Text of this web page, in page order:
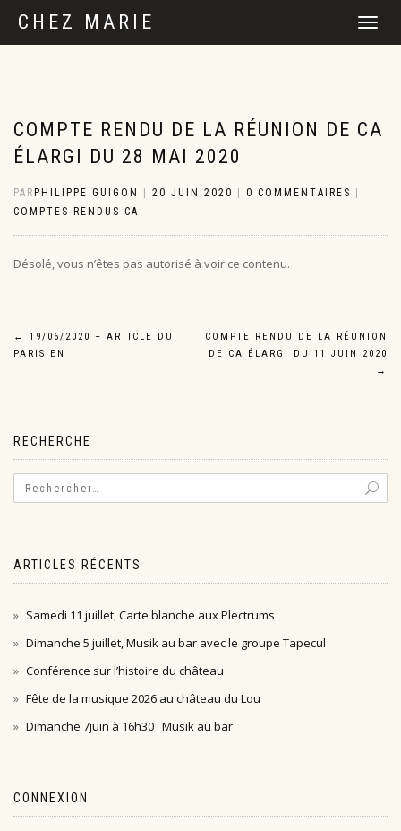
CHEZ MARIE
DÉPLIER
COMPTE RENDU DE LA RÉUNION DE CA
ÉLARGI DU 28 MAI 2020
PAR PHILIPPE GUIGON 20 JUIN 2020 0 COMMENTAIRES
COMPTES RENDUS CA
Désolé, vous n’êtes pas autorisé à voir ce contenu.
Navigation
←
19/06/2020 – ARTICLE DU
PARISIEN
COMPTE RENDU DE LA RÉUNION
DE CA ÉLARGI DU 11 JUIN 2020
→
RECHERCHE
ARTICLES RÉCENTS
Samedi 11 juillet, Carte blanche aux Plectrums
Dimanche 5 juillet, Musik au bar avec le groupe Tapecul
Conférence sur l’histoire du château
Fête de la musique 2026 au château du Lou
Dimanche 7juin à 16h30 : Musik au bar
CONNEXION